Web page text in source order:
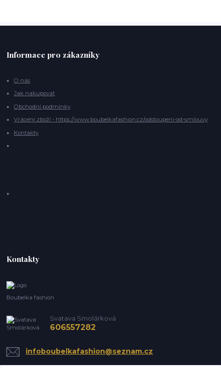
Informace pro zákazníky
O nás
Jak nakupovat
Obchodní podmínky
Vrácení zboží - https://www.boubelkafashion.cz/odstoupeni-od-smlouvy
Kontakty
Kontakty
Boubelka fashion
Svatava Smolárková
606557282
infoboubelkafashion@seznam.cz